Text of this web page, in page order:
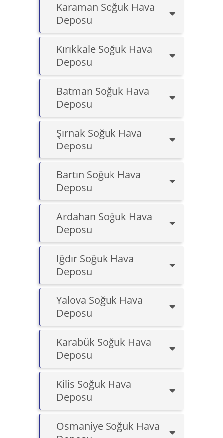
Karaman Soğuk Hava
Deposu
Kırıkkale Soğuk Hava
Deposu
Batman Soğuk Hava
Deposu
Şırnak Soğuk Hava
Deposu
Bartın Soğuk Hava
Deposu
Ardahan Soğuk Hava
Deposu
Iğdır Soğuk Hava
Deposu
Yalova Soğuk Hava
Deposu
Karabük Soğuk Hava
Deposu
Kilis Soğuk Hava
Deposu
Osmaniye Soğuk Hava